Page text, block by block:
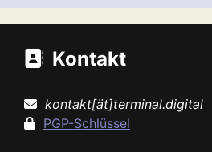
Kontakt
kontakt[ät]terminal.digital
PGP-Schlüssel